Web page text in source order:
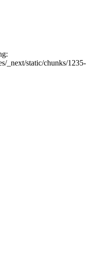
_next/static/chunks/1235-